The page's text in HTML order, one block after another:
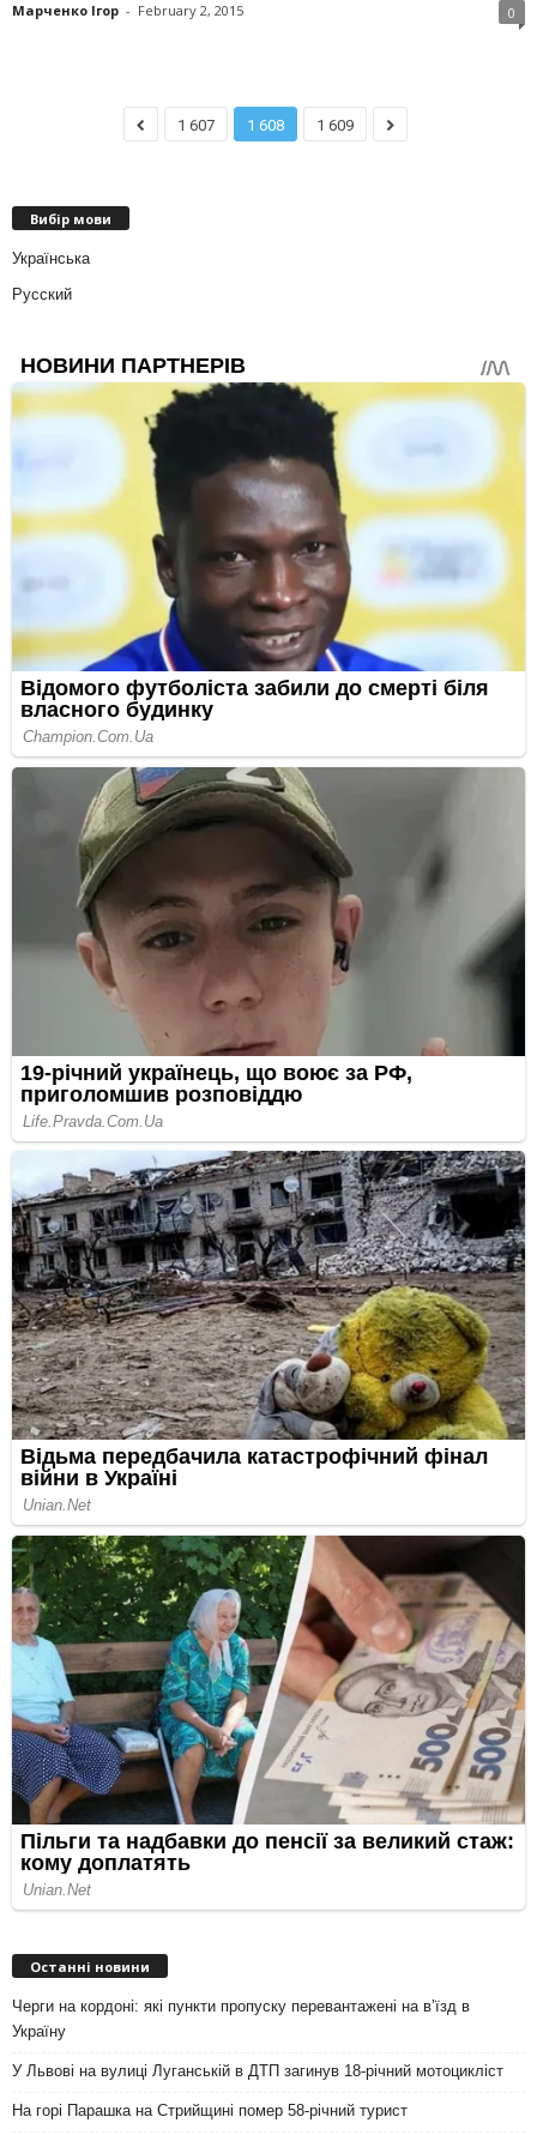
Марченко Ігор - February 2, 2015 0
1 607 1 608 1 609
Вибір мови
Українська
Русский
Останні новини
Черги на кордоні: які пункти пропуску перевантажені на вʼїзд в
Україну
У Львові на вулиці Луганській в ДТП загинув 18-річний мотоцикліст
На горі Парашка на Стрийщині помер 58-річний турист